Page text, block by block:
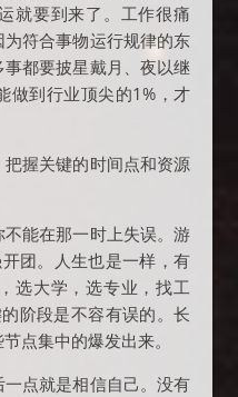
就要到来了。工作很痛
符合事物运行规律的东
都要披星戴月、夜以继
做到行业顶尖的1%，才
握关键的时间点和资源
能在那一时上失误。游
团。人生也是一样，有
选大学，选专业，找工
阶段是不容有误的。长
点集中的爆发出来。
点就是相信自己。没有